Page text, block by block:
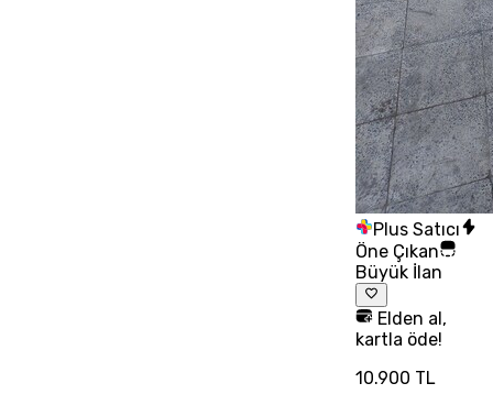
Plus Satıcı
Öne Çıkan
Büyük İlan
Elden al,
kartla öde!
10.900 TL